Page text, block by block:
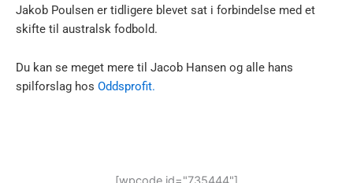
Jakob Poulsen er tidligere blevet sat i forbindelse med et
skifte til australsk fodbold.
Du kan se meget mere til Jacob Hansen og alle hans
spilforslag hos Oddsprofit.